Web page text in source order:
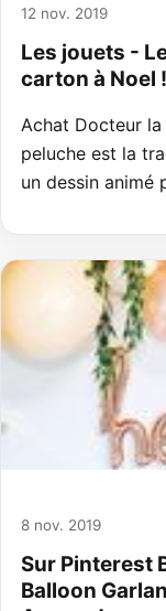
12 nov. 2019
Les jouets -
carton à Noel
Achat Docteur
peluche est la
un dessin animé
8 nov. 2019
Sur Pinterest
Balloon